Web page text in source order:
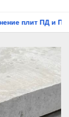
выбрать для